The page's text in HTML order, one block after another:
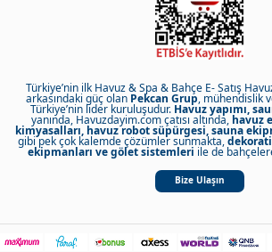
Türkiye’nin ilk Havuz & Spa & Bahçe E- Satış
arkasındaki güç olan Pekcan Grup, mühendislik
Türkiye’nin lider kuruluşudur. Havuz yapımı,
yanında, Havuzdayim.com çatısı altında, havuz
kimyasalları, havuz robot süpürgesi, sauna
gibi pek çok kalemde çözümler sunmakta,
ekipmanları ve gölet sistemleri ile de
Bize Ulaşın